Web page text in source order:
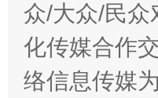
在谋一域中谋
众/大众/民
化传媒合作
络信息传媒